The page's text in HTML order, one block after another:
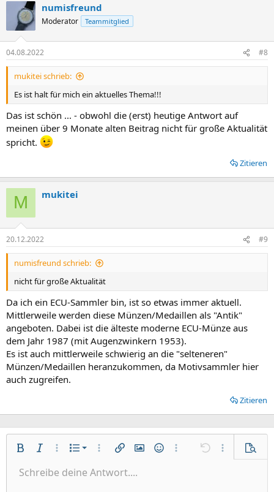
numisfreund
Moderator Teammitglied
04.08.2022 #8
mukitei schrieb:
Es ist halt für mich ein aktuelles Thema!!!
Das ist schön ... - obwohl die (erst) heutige Antwort auf
meinen über 9 Monate alten Beitrag nicht für große Aktualität
spricht.
Zitieren
M mukitei
20.12.2022 #9
numisfreund schrieb:
nicht für große Aktualität
Da ich ein ECU-Sammler bin, ist so etwas immer aktuell.
Mittlerweile werden diese Münzen/Medaillen als "Antik"
angeboten. Dabei ist die älteste moderne ECU-Münze aus
dem Jahr 1987 (mit Augenzwinkern 1953).
Es ist auch mittlerweile schwierig an die "selteneren"
Münzen/Medaillen heranzukommen, da Motivsammler hier
auch zugreifen.
Zitieren
Fett KursivWeitere Optionen...
Liste
Nummerierte Liste
Ungeordnete Liste
Weitere Optionen...
Link einfügen
Bild einfügen
SmileysWeitere Optionen...
Rückgängig
Weitere
Schriftgröße
9
TextfarbeSchriftfamilie
Arial
Durchgestrichen
Unterstrichen
Inline-Code
AusrichtungLinksbündig
Absatzformatierung
Normal
GIF einfügen
ZitatMedienTabelle einfügen
Horizontale Linie einfügen
SpoilerCode
Wiederholen
BBCode umschalten
Formatierung entfernen
EntwürfeEntwurf speichern
Schreibe deine Antwort....